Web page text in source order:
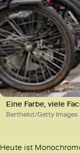
Eine Farbe, viele
Berthelot/Getty Images
Heute ist